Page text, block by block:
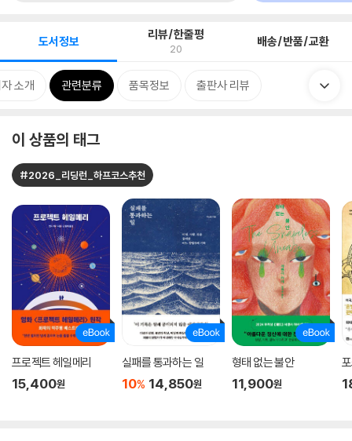
도서정보 리뷰/한줄평
20 배송/반품/교환
소개 관련분류 품목정보 출판사 리뷰
이 상품의 태그
#2026_리딩런_하프코스추천
프로젝트 헤일메리
15,400원
실패를 통과하는 일
10% 14,850원
형태 없는 불안
11,900원